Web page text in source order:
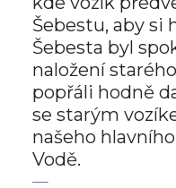
Šebestu, aby si
Šebesta byl
naložení
popřáli hodně
se starým
našeho
Vodě.